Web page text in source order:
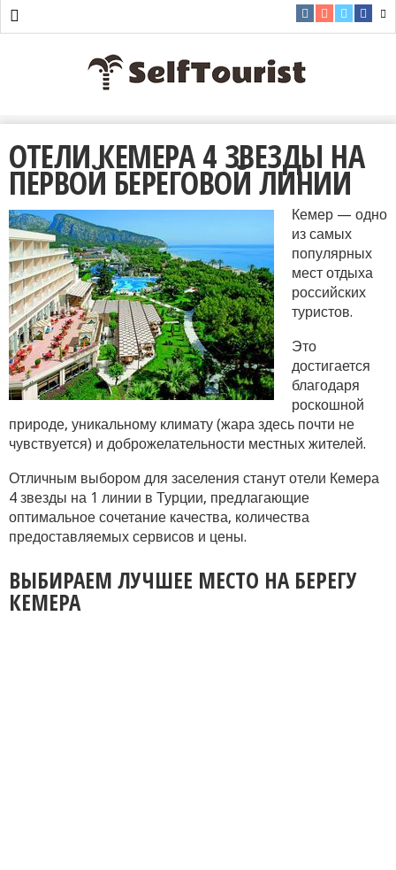
ОТЕЛИ КЕМЕРА 4 ЗВЕЗДЫ НА
ПЕРВОЙ БЕРЕГОВОЙ ЛИНИИ
Кемер — одно
из самых
популярных
мест отдыха
российских
туристов.
Это
достигается
благодаря
роскошной
природе, уникальному климату (жара здесь почти не
чувствуется) и доброжелательности местных жителей.
Отличным выбором для заселения станут отели Кемера
4 звезды на 1 линии в Турции, предлагающие
оптимальное сочетание качества, количества
предоставляемых сервисов и цены.
ВЫБИРАЕМ ЛУЧШЕЕ МЕСТО НА БЕРЕГУ
КЕМЕРА